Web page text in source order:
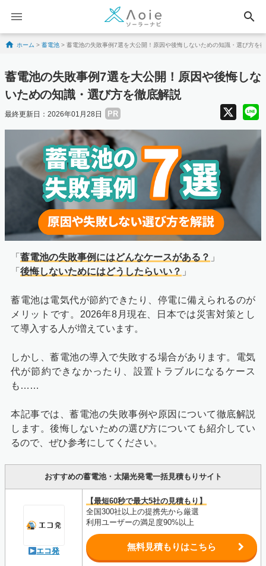
search
Skip to content
ホーム > 蓄電池 > 蓄電池の失敗事例7選を大公開！原因や後悔しないための知識・選び方を
蓄電池の失敗事例7選を大公開！原因や後悔しな
いための知識・選び方を徹底解説
最終更新日：2026年01月28日 PR X
「 蓄電池の失敗事例にはどんなケースがある？ 」
「 後悔しないためにはどうしたらいい？ 」
蓄電池は電気代が節約できたり、停電に備えられるのが
メリットです。2026年8月現在、日本では災害対策とし
て導入する人が増えています。
しかし、蓄電池の導入で失敗する場合があります。電気
代が節約できなかったり、設置トラブルになるケース
も……
本記事では、蓄電池の失敗事例や原因について徹底解説
します。後悔しないための選び方についても紹介してい
るので、ぜひ参考にしてください。
おすすめの蓄電池・太陽光発電一括見積もりサイト
エコ発
【最短60秒で最大5社の見積もり】
全国300社以上の提携先から厳選
利用ユーザーの満足度90%以上
無料見積もりはこちら